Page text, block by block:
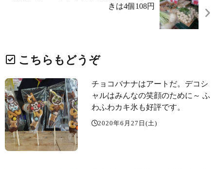
きは4個108円
こちらもどうぞ
チョコバナナはアートだ。デコシ
ャル️はみんなの笑顔のために～️ ふ
わふわカキ氷も好評です。
2020年6月27日(土)